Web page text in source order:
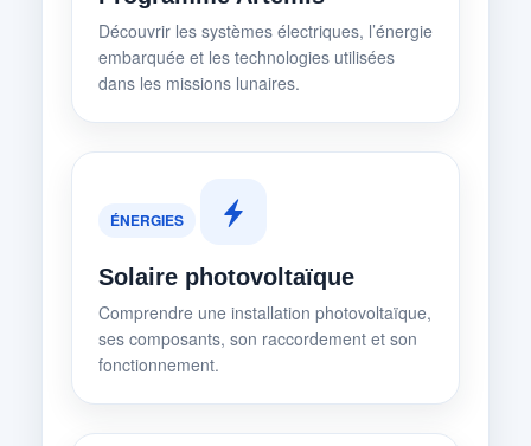
Découvrir les systèmes électriques, l’énergie
embarquée et les technologies utilisées
dans les missions lunaires.
ÉNERGIES
Solaire photovoltaïque
Comprendre une installation photovoltaïque,
ses composants, son raccordement et son
fonctionnement.